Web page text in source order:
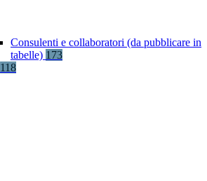
Consulenti e collaboratori (da pubblicare in
tabelle) 173
118